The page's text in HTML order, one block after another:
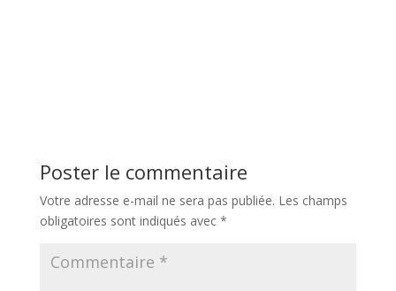
Poster le commentaire
Votre adresse e-mail ne sera pas publiée. Les champs
obligatoires sont indiqués avec *